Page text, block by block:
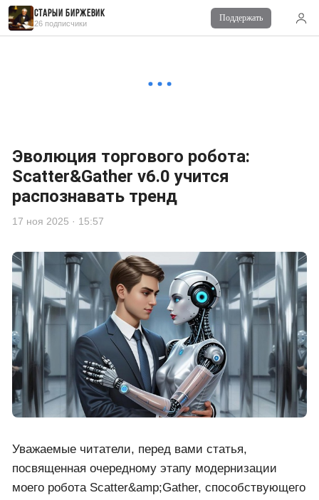
Старый биржевик
26 подписчики
Поддержать
■ Lira - Vision 17 ноя 2025 в 11:38
Эволюция торгового робота:
Scatter&Gather v6.0 учится
распознавать тренд
17 ноя 2025 · 15:57
Уважаемые читатели, перед вами статья,
посвященная очередному этапу модернизации
моего робота Scatter&amp;Gather, способствующего